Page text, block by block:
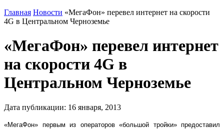
Главная Новости «МегаФон» перевел интернет на скорости
4G в Центральном Черноземье
«МегаФон» перевел интернет
на скорости 4G в
Центральном Черноземье
Дата публикации: 16 января, 2013
«МегаФон» первым из операторов «большой тройки» предоставил